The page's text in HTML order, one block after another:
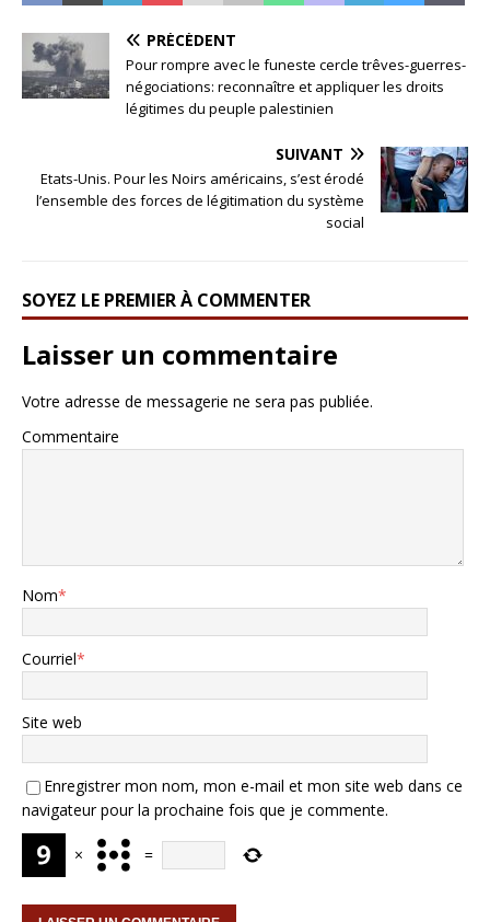
PRÉCÉDENT
Pour rompre avec le funeste cercle trêves-guerres-
négociations: reconnaître et appliquer les droits
légitimes du peuple palestinien
SUIVANT
Etats-Unis. Pour les Noirs américains, s’est érodé
l’ensemble des forces de légitimation du système
social
SOYEZ LE PREMIER À COMMENTER
Laisser un commentaire
Votre adresse de messagerie ne sera pas publiée.
Commentaire
Nom*
Courriel*
Site web
Enregistrer mon nom, mon e-mail et mon site web dans ce
navigateur pour la prochaine fois que je commente.
× =